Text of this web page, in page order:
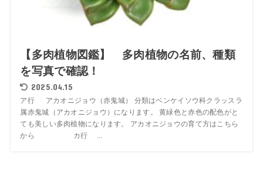
【多肉植物図鑑】 多肉植物の名前、種類
を写真で確認！
2025.04.15
ア行 アカオニジョウ（赤鬼城） 分類はベンケイソウ科クラッスラ
属赤鬼城（アカオニジョウ）になります。 黄緑色と赤色の配色がと
ても美しい多肉植物になります。 アカオニジョウの育て方はこちら
から カ行 ...